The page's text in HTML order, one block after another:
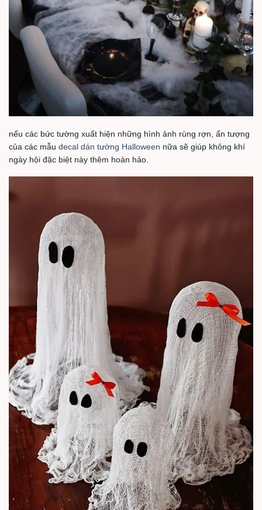
nếu các bức tường xuất hiện những hình ảnh rùng rợn, ấn tượng
của các mẫu decal dán tường Halloween nữa sẽ giúp không khí
ngày hội đặc biệt này thêm hoàn hảo.